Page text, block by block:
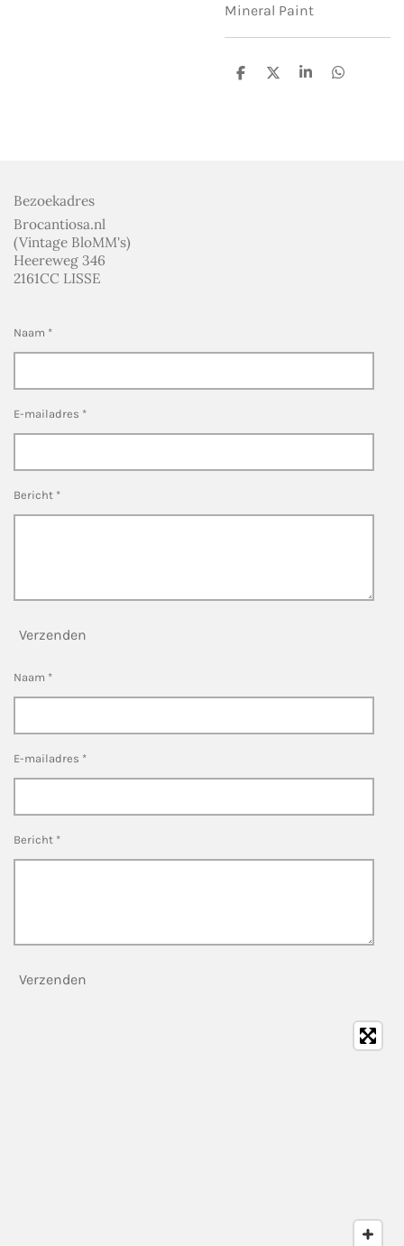
Mineral Paint
D
D
S
D
Bezoekadres
Brocantiosa.nl
(Vintage BloMM's)
Heereweg 346
2161CC LISSE
Naam *
E-mailadres *
Bericht *
Verzenden
Naam *
E-mailadres *
Bericht *
Verzenden